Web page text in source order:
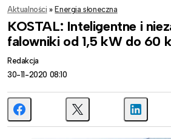
Aktualności » Energia słoneczna
KOSTAL: Inteligentne i
falowniki od 1,5 kW do 60
Redakcja
30-11-2020 08:10